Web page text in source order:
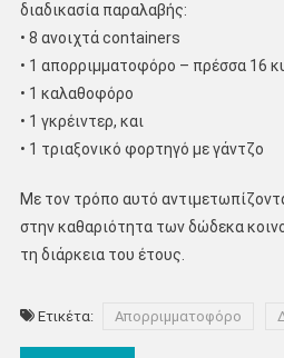
διαδικασία παραλαβής:
ꞏ 8 ανοιχτά containers
ꞏ 1 απορριμματοφόρο – πρέσσα 16
ꞏ 1 καλαθοφόρο
ꞏ 1 γκρέιντερ, και
ꞏ 1 τριαξονικό φορτηγό με γάντζο
Με τον τρόπο αυτό
στην καθαριότητα των δώδεκα
τη διάρκεια του έτους.
Ετικέτα: Απορριμματοφόρο